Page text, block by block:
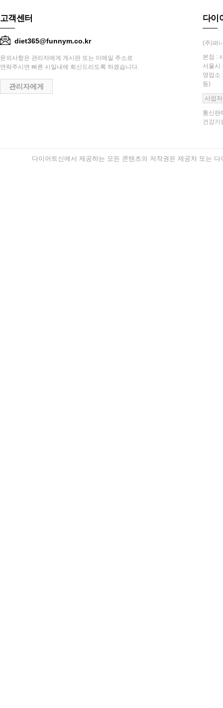
고객센터
diet365@funnym.co.kr
문의사항은 관리자에게 게시판 또는 이메일 주소로
연락주시면 빠른 시일내에 회신드리도록 하겠습니다.
관리자에게
다이
(주)퍼
본점 :
서울시
영업소
동)
사업
통신판
건강기
다이어트신에서 제공하는 모든 콘텐츠의 저작권은 제공처 또는